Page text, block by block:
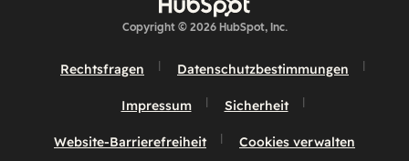
Copyright © 2026 HubSpot, Inc.
Rechtsfragen Datenschutzbestimmungen
Impressum Sicherheit
Website-Barrierefreiheit Cookies verwalten